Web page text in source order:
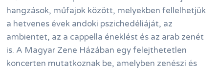
hangzások, műfajok között, melyekben fellelhetjük
a hetvenes évek andoki pszichedéliáját, az
ambientet, az a cappella éneklést és az arab zenét
is. A Magyar Zene Házában egy felejthetetlen
koncerten mutatkoznak be, amelyben zenészi és